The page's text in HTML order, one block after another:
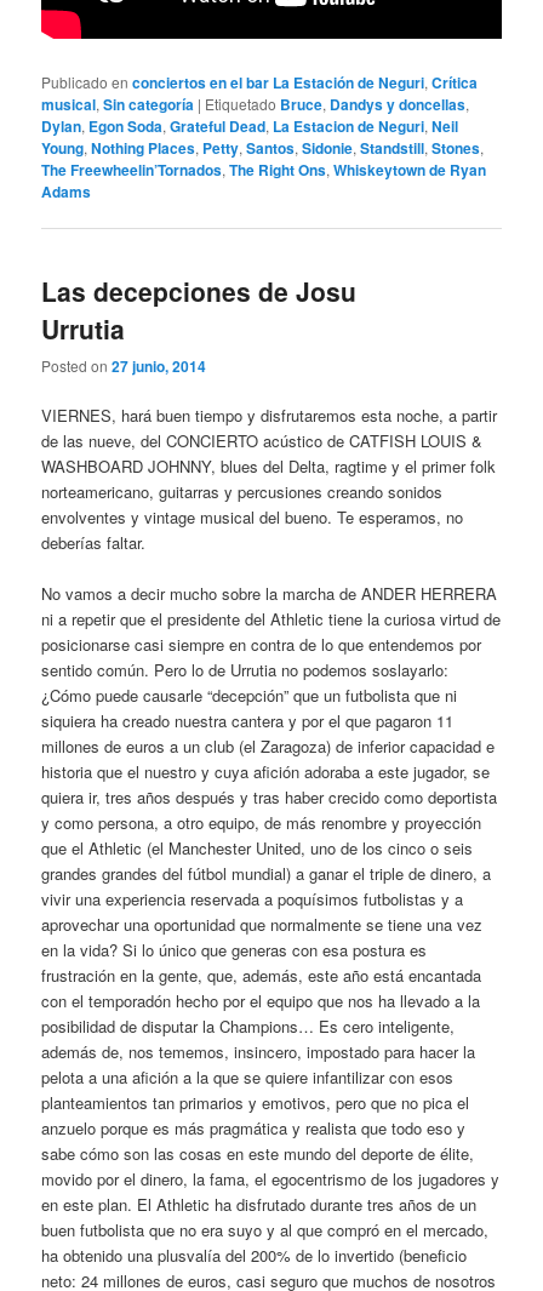
Publicado en conciertos en el bar La Estación de Neguri,Crítica
musical,Sin categoría | Etiquetado Bruce, Dandys y doncellas,
Dylan, Egon Soda,Grateful Dead, La Estacion de Neguri,Neil
Young,Nothing Places, Petty,Santos,Sidonie,Standstill,Stones,
The Freewheelin’Tornados,The Right Ons,Whiskeytown de Ryan
Adams
Las decepciones de Josu
Urrutia
Posted on27 junio, 2014
VIERNES, hará buen tiempo y disfrutaremos esta noche, a partir
de las nueve, del CONCIERTO acústico de CATFISH LOUIS &
WASHBOARD JOHNNY, blues del Delta, ragtime y el primer folk
norteamericano, guitarras y percusiones creando sonidos
envolventes y vintage musical del bueno. Te esperamos, no
deberías faltar.
No vamos a decir mucho sobre la marcha de ANDER HERRERA
ni a repetir que el presidente del Athletic tiene la curiosa virtud de
posicionarse casi siempre en contra de lo que entendemos por
sentido común. Pero lo de Urrutia no podemos soslayarlo:
¿Cómo puede causarle “decepción” que un futbolista que ni
siquiera ha creado nuestra cantera y por el que pagaron 11
millones de euros a un club (el Zaragoza) de inferior capacidad e
historia que el nuestro y cuya afición adoraba a este jugador, se
quiera ir, tres años después y tras haber crecido como deportista
y como persona, a otro equipo, de más renombre y proyección
que el Athletic (el Manchester United, uno de los cinco o seis
grandes grandes del fútbol mundial) a ganar el triple de dinero, a
vivir una experiencia reservada a poquísimos futbolistas y a
aprovechar una oportunidad que normalmente se tiene una vez
en la vida? Si lo único que generas con esa postura es
frustración en la gente, que, además, este año está encantada
con el temporadón hecho por el equipo que nos ha llevado a la
posibilidad de disputar la Champions… Es cero inteligente,
además de, nos tememos, insincero, impostado para hacer la
pelota a una afición a la que se quiere infantilizar con esos
planteamientos tan primarios y emotivos, pero que no pica el
anzuelo porque es más pragmática y realista que todo eso y
sabe cómo son las cosas en este mundo del deporte de élite,
movido por el dinero, la fama, el egocentrismo de los jugadores y
en este plan. El Athletic ha disfrutado durante tres años de un
buen futbolista que no era suyo y al que compró en el mercado,
ha obtenido una plusvalía del 200% de lo invertido (beneficio
neto: 24 millones de euros, casi seguro que muchos de nosotros